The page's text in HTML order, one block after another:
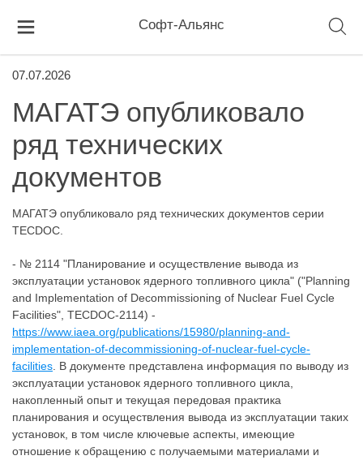
Софт-Альянс
07.07.2026
МАГАТЭ опубликовало
ряд технических
документов
МАГАТЭ опубликовало ряд технических документов серии
TECDOC.
- № 2114 "Планирование и осуществление вывода из
эксплуатации установок ядерного топливного цикла" ("Planning
and Implementation of Decommissioning of Nuclear Fuel Cycle
Facilities", TECDOC-2114) -
https://www.iaea.org/publications/15980/planning-and-
implementation-of-decommissioning-of-nuclear-fuel-cycle-
facilities . В документе представлена информация по выводу из
эксплуатации установок ядерного топливного цикла,
накопленный опыт и текущая передовая практика
планирования и осуществления вывода из эксплуатации таких
установок, в том числе ключевые аспекты, имеющие
отношение к обращению с получаемыми материалами и